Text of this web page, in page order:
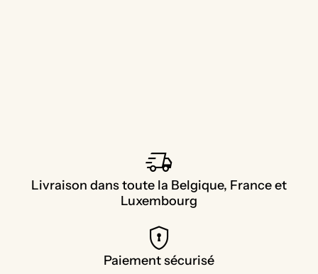
delivery_truck_speed
Livraison dans toute la Belgique, France et
Luxembourg
encrypted
Paiement sécurisé